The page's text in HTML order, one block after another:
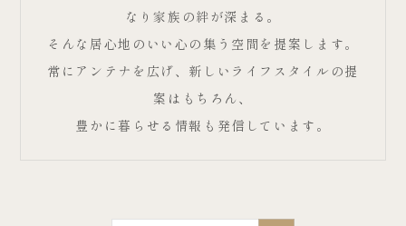
なり家族の絆が深まる。
そんな居心地のいい心の集う空間を提案します。
常にアンテナを広げ、新しいライフスタイルの提
案はもちろん、
豊かに暮らせる情報も発信しています。